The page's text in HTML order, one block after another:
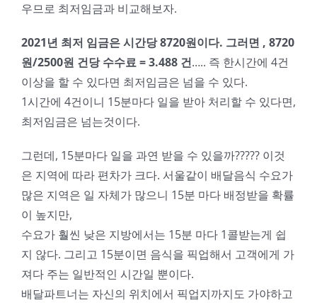
우므로 최저임금과 비교해보자.
2021년 최저 임금은 시간당 8720원이다. 그러면 , 8720
원/2500원 건당 수수료 = 3.488 건….. 즉 한시간에 4건
이상을 할 수 있다면 최저임금은 넘을 수 있다.
1시간에 4건이니 15분마다 일을 받아 처리할 수 있다면,
최저임금은 넘는것이다.
그런데, 15분마다 일을 과연 받을 수 있을까????? 이것
은 지역에 따라 편차가 크다. 서울같이 배달음식 수요가
많은 지역은 일 자체가 많으니 15분 마다 배정받을 확률
이 높지만,
수요가 훨씬 낮은 지방에서는 15분 마다 1콜받는게 쉽
지 않다. 그리고 15분이면 음식을 픽업해서 고객에게 가
져다 주는 일반적인 시간일 뿐이다.
배달파트너는 자신의 위치에서 픽업지까지도 가야하고